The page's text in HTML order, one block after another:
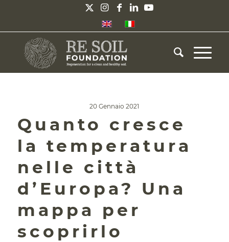
20 Gennaio 2021
Quanto cresce
la temperatura
nelle città
d’Europa? Una
mappa per
scoprirlo